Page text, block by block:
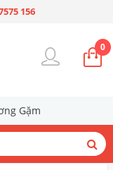
156
0
Gặm